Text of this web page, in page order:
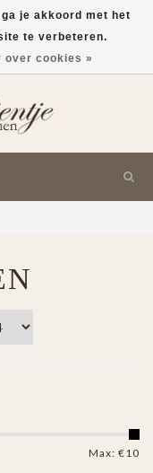
Max: €10
je akkoord met het
te verbeteren.
over cookies »